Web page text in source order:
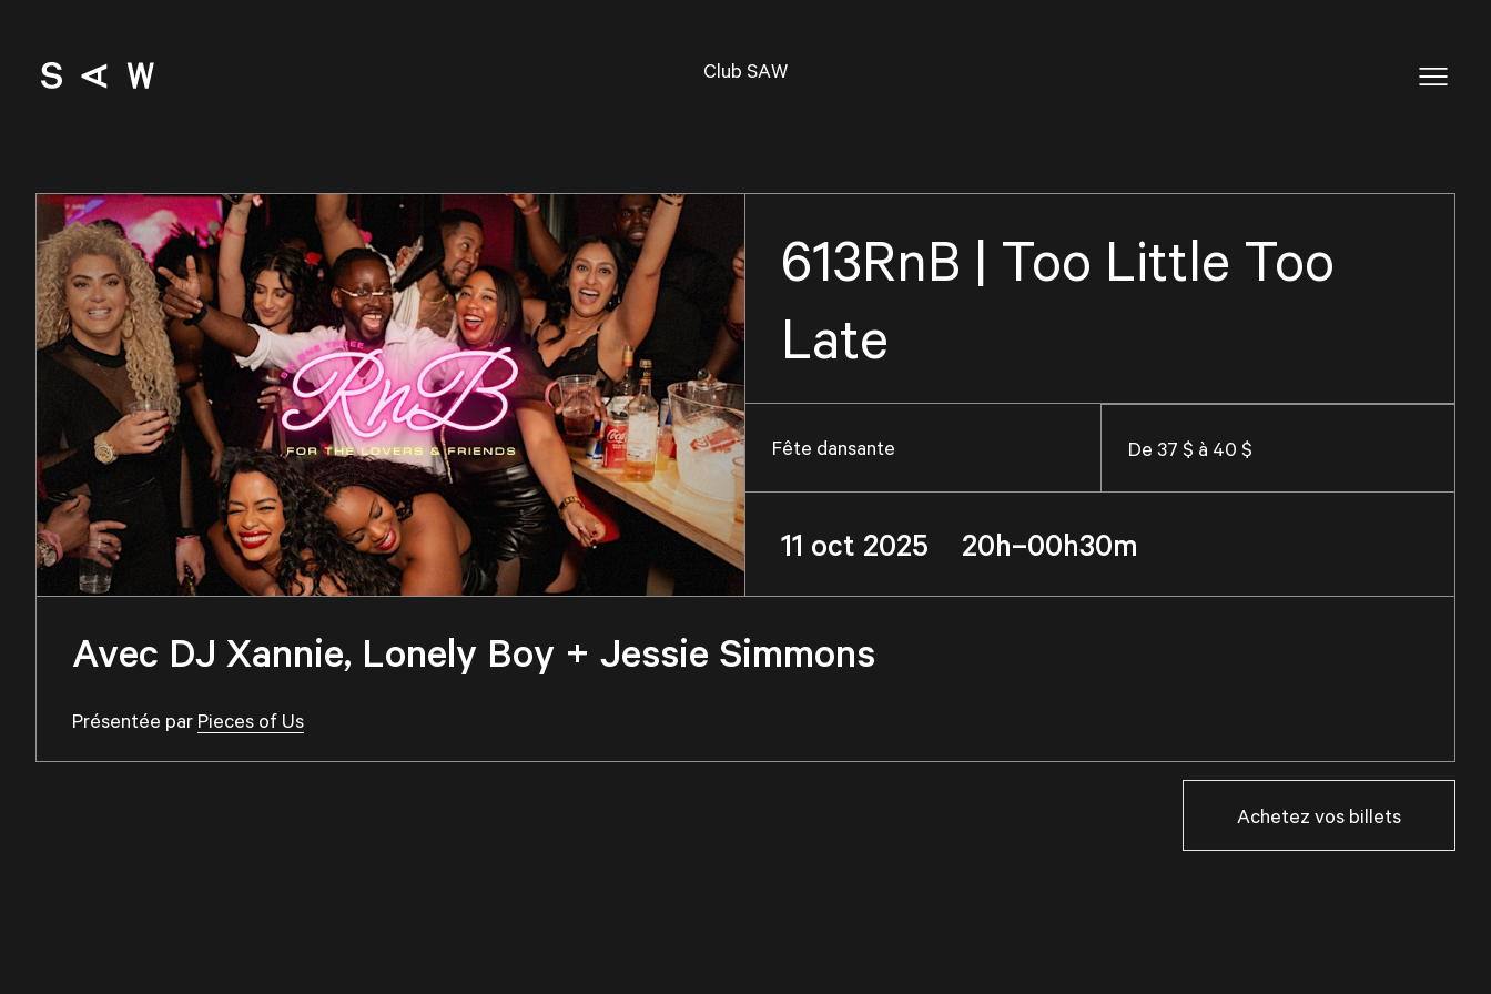
Club SAW
613RnB | Too Little Too
Late
Fête dansante De 37 $ à 40 $
11 oct 2025 20h–00h30m
Avec DJ Xannie, Lonely Boy + Jessie Simmons
Présentée par Pieces of Us
Achetez vos billets